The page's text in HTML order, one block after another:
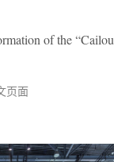
of the “Cailou
页面